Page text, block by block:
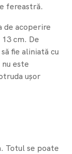
fereastră.
de acoperire
cm. De
fie aliniată cu
este
ușor
Totul se poate